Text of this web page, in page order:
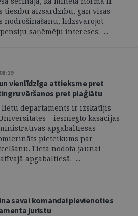
tiesību aizsardzību, gan visas
nodrošināšanu, līdzsvarojot
saņēmēju intereses. ...
vienlīdzīga attieksme pret
vēršanos pret plaģiātu
departaments ir izskatījis
– iesniegto kasācijas
apgabaltiesas
pieteikums par
Lieta nodota jaunai
apgabaltiesā. ...
savai komandai pievienoties
juristu